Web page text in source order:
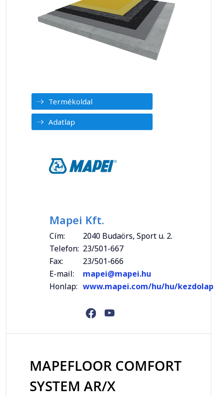
Termékoldal
Adatlap
Mapei Kft.
Cím:
2040 Budaörs, Sport u. 2.
Telefon: 23/501-667
Fax:
23/501-666
E-mail:
mapei@mapei.hu
Honlap: www.mapei.com/hu/hu/kezdolap
MAPEFLOOR COMFORT
SYSTEM AR/X